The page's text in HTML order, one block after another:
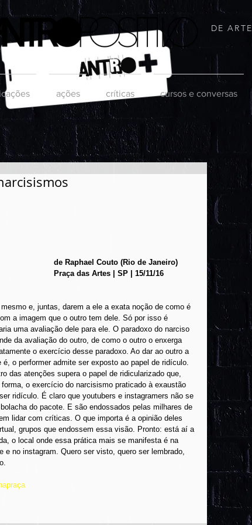
DE ARTE
ações críticas cursos e conversas
de Raphael Couto (Rio de Janeiro)
Praça das Artes | SP | 15/11/16
e, juntas, darem a ele a exata noção de como é
a imagem que o outro tem dele. Só por isso é
uma avaliação dele para ele. O paradoxo do narciso
da avaliação do outro, de como o outro o enxerga
o exercício desse paradoxo. Ao dar ao outro a
o performer admite ser exposto ao papel de ridículo.
das atenções supera o papel de ridicularizado que,
o exercício do narcisismo praticado à exaustão
ridículo. É claro que youtubers e instagramers não se
do pacote. E são endossados pelas milhares de
lidar com críticas. O que importa é a opinião deles
grupos que endossem essa visão. Pronto: está aí a
o local onde essa prática mais se manifesta é na
no instagram. Quero ser visto, quero ser lembrado,